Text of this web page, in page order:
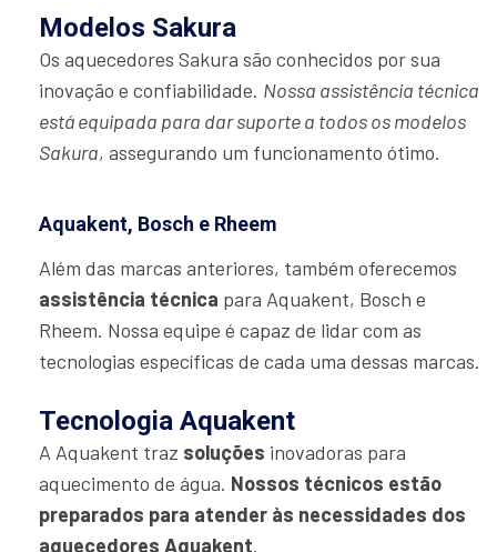
Modelos Sakura
Os aquecedores Sakura são conhecidos por sua
inovação e confiabilidade. Nossa assistência técnica
está equipada para dar suporte a todos os modelos
Sakura, assegurando um funcionamento ótimo.
Aquakent, Bosch e Rheem
Além das marcas anteriores, também oferecemos
assistência técnica para Aquakent, Bosch e
Rheem. Nossa equipe é capaz de lidar com as
tecnologias específicas de cada uma dessas marcas.
Tecnologia Aquakent
A Aquakent traz soluções inovadoras para
aquecimento de água. Nossos técnicos estão
preparados para atender às necessidades dos
aquecedores Aquakent.